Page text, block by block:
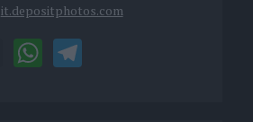
it.depositphotos.com